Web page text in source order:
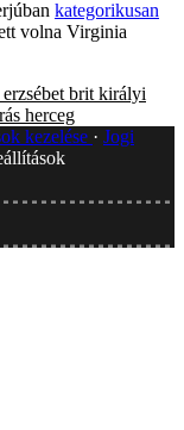
kategorikusan
volna Virginia
brit királyi
herceg
kezelése
Jogi